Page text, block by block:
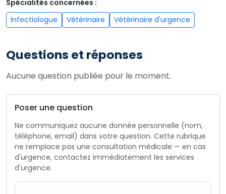
Spécialités concernées :
Infectiologue
Vétérinaire Vétérinaire d'urgence
Questions et réponses
Aucune question publiée pour le moment.
Poser une question
Ne communiquez aucune donnée personnelle (nom,
téléphone, email) dans votre question. Cette rubrique
ne remplace pas une consultation médicale — en cas
d'urgence, contactez immédiatement les services
d'urgence.